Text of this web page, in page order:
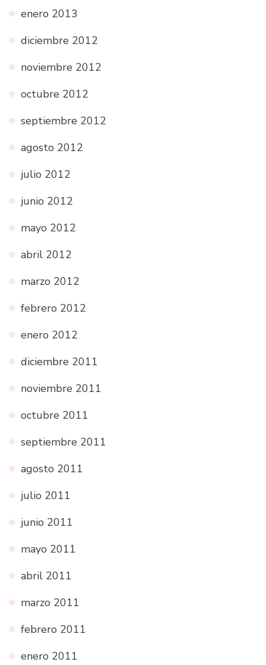
enero 2013
diciembre 2012
noviembre 2012
octubre 2012
septiembre 2012
agosto 2012
julio 2012
junio 2012
mayo 2012
abril 2012
marzo 2012
febrero 2012
enero 2012
diciembre 2011
noviembre 2011
octubre 2011
septiembre 2011
agosto 2011
julio 2011
junio 2011
mayo 2011
abril 2011
marzo 2011
febrero 2011
enero 2011